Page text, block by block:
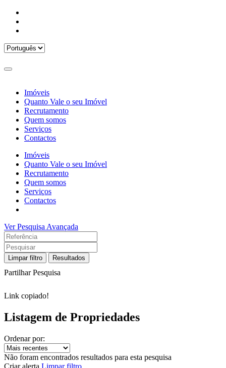
Imóveis
Quanto Vale o seu Imóvel
Recrutamento
Quem somos
Serviços
Contactos
Imóveis
Quanto Vale o seu Imóvel
Recrutamento
Quem somos
Serviços
Contactos
Ver Pesquisa Avançada
Limpar filtro Resultados
Partilhar Pesquisa
Link copiado!
Listagem de Propriedades
Ordenar por:
Não foram encontrados resultados para esta pesquisa
Criar alerta Limpar filtro